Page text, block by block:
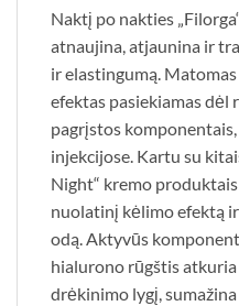
Naktį po nakties
atnaujina, atjaunina ir
ir elastingumą.
efektas pasiekiamas dėl
pagrįstos
injekcijose. Kartu su
Night“ kremo
nuolatinį kėlimo efektą
odą. Aktyvūs
hialurono rūgštis
drėkinimo lygį,